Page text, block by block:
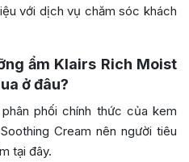
với dịch vụ chăm sóc khách
ẩm Klairs Rich Moist
ở đâu?
phối chính thức của kem
Cream nên người tiêu
tại đây.